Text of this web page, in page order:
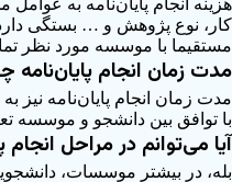
کار، نوع پژوهش و … بستگی
مستقیما با موسسه مورد نظر
مدت زمان انجام
مدت زمان انجام پایان‌نامه نیز
با توافق بین دانشجو و موسسه
آیا می‌توانم در مراحل
بله، در بیشتر موسسات،